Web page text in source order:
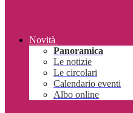
Novità
Panoramica
Le notizie
Le circolari
Calendario eventi
Albo online